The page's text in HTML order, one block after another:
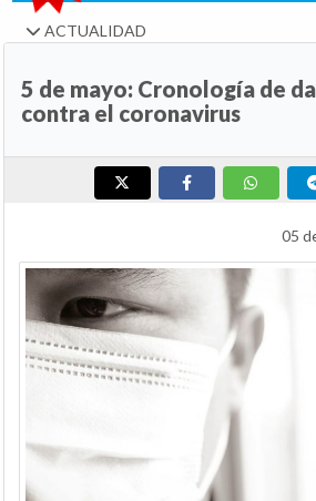
ACTUALIDAD
5 de mayo: Cronología de
contra el coronavirus
05